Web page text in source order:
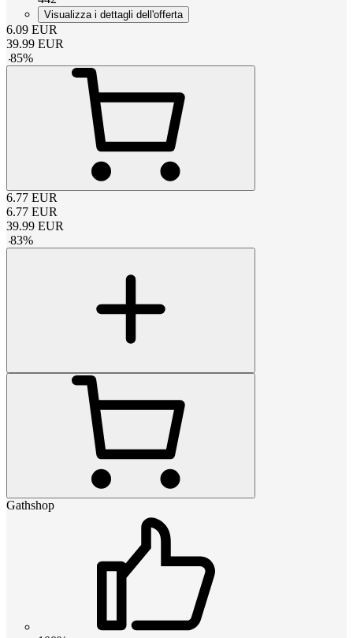
Visualizza i dettagli dell'offerta
6.09 EUR
39.99 EUR
-85%
6.77 EUR
6.77 EUR
39.99 EUR
-83%
Gathshop